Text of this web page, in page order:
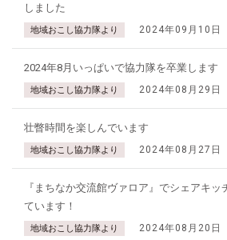
しました
地域おこし協力隊より 2024年09月10日
2024年8月いっぱいで協力隊を卒業します
地域おこし協力隊より 2024年08月29日
壮瞥時間を楽しんでいます
地域おこし協力隊より 2024年08月27日
『まちなか交流館ヴァロア』でシェアキッ
ています！
地域おこし協力隊より 2024年08月20日